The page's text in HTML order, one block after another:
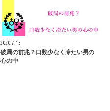
2020.7.13
破局の前兆？口数少なく冷たい男の
心の中